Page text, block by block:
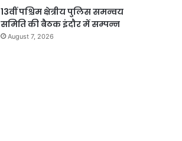
13वीं पश्चिम क्षेत्रीय पुलिस समन्वय
समिति की बैठक इंदौर में सम्पन्न
August 7, 2026